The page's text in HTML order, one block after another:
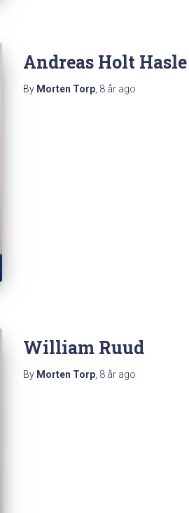
Andreas Holt Hasle
By Morten Torp 8 år ago
William Ruud
By Morten Torp 8 år ago